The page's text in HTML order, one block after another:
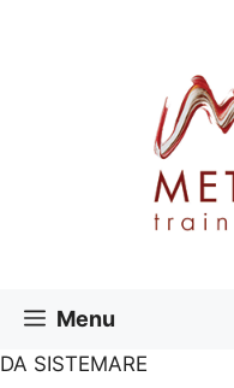
Menu
DA SISTEMARE